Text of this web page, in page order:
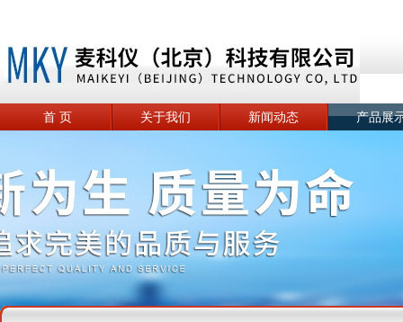
首 页 关于我们 新闻动态 产品展